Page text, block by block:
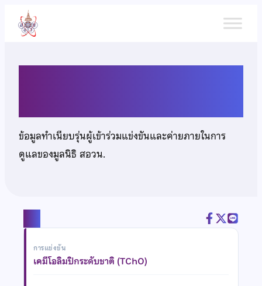
เนื้อหา
ข้อมูลทำเนียบรุ่นผู้เข้าร่วมแข่งขันและค่ายภายในการ
ดูแลของมูลนิธิ สอวน.
การแข่งขัน
เคมีโอลิมปิกระดับชาติ (TChO)